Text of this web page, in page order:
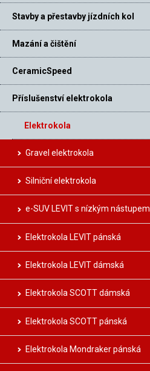
Stavby a přestavby jízdních kol
Mazání a čištění
CeramicSpeed
Příslušenství elektrokola
Elektrokola
Gravel elektrokola
Silniční elektrokola
e-SUV LEVIT s nízkým nástupem
Elektrokola LEVIT pánská
Elektrokola LEVIT dámská
Elektrokola SCOTT dámská
Elektrokola SCOTT pánská
Elektrokola Mondraker pánská